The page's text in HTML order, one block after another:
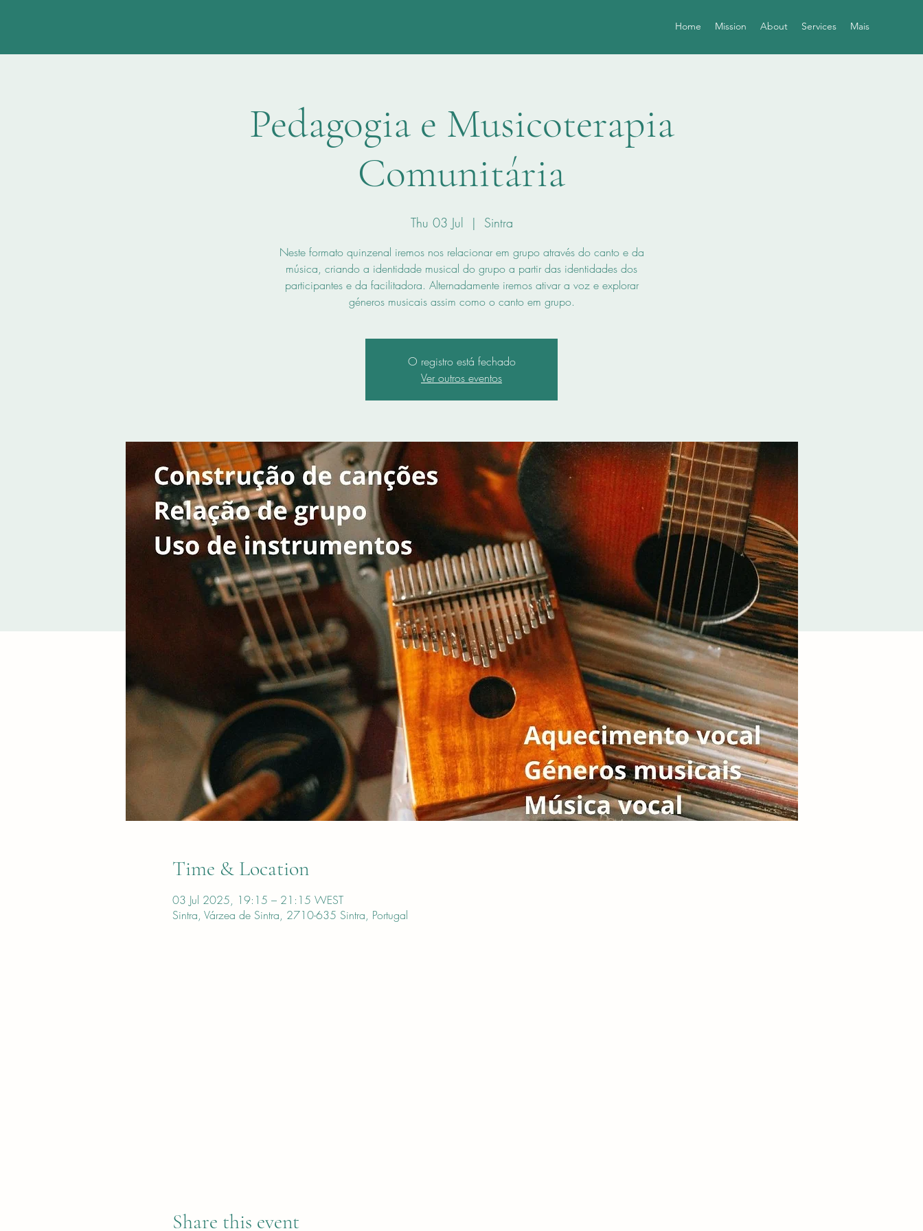
Home Mission About Services Mais
Pedagogia e Musicoterapia
Comunitária
Thu 03 Jul
  |
Sintra
Neste formato quinzenal iremos nos relacionar em grupo através do canto e da
música, criando a identidade musical do grupo a partir das identidades dos
participantes e da facilitadora. Alternadamente iremos ativar a voz e explorar
géneros musicais assim como o canto em grupo.
O registro está fechado
Ver outros eventos
Time & Location
03 Jul 2025, 19:15 – 21:15 WEST
Sintra, Várzea de Sintra, 2710-635 Sintra, Portugal
Share this event